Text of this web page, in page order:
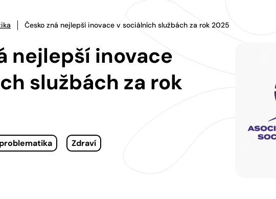
Česko zná nejlepší inovace v sociálních službách za rok 2025
nejlepší inovace
službách za rok
Zdraví